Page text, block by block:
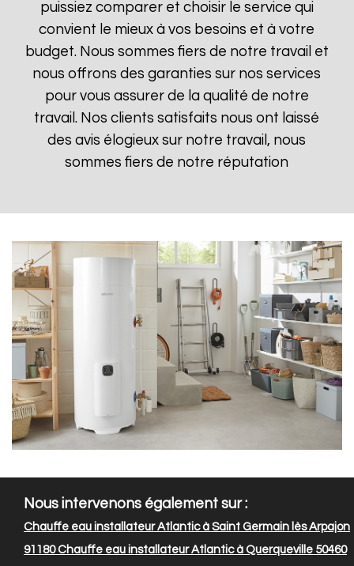
puissiez comparer et choisir le service qui
convient le mieux à vos besoins et à votre
budget. Nous sommes fiers de notre travail et
nous offrons des garanties sur nos services
pour vous assurer de la qualité de notre
travail. Nos clients satisfaits nous ont laissé
des avis élogieux sur notre travail, nous
sommes fiers de notre réputation
Nous intervenons également sur :
Chauffe eau installateur Atlantic à Saint Germain lès Arpajon
91180Chauffe eau installateur Atlantic à Querqueville 50460